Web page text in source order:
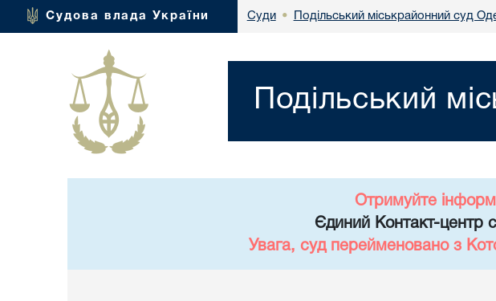
Судова влада України Суди • Подільський міськрайонний суд
Подільський
Отримуйте
Єдиний Контакт-центр
Увага, суд перейменовано з